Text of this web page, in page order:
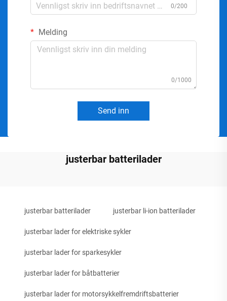
0/200
Melding
0/1000
Send inn
justerbar batterilader
justerbar batterilader justerbar li-ion batterilader
justerbar lader for elektriske sykler
justerbar lader for sparkesykler
justerbar lader for båtbatterier
justerbar lader for motorsykkelfremdriftsbatterier